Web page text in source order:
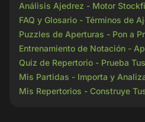
Análisis Ajedrez - Motor
FAQ y Glosario - Términos de
Puzzles de Aperturas - Pon a
Entrenamiento de Notación -
Quiz de Repertorio - Prueba
Mis Partidas - Importa y
Mis Repertorios - Construye